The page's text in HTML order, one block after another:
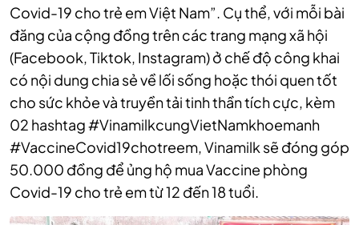
Covid-19 cho trẻ em Việt Nam”. Cụ thể, với mỗi bài
đăng của cộng đồng trên các trang mạng xã hội
(Facebook, Tiktok, Instagram) ở chế độ công khai
có nội dung chia sẻ về lối sống hoặc thói quen tốt
cho sức khỏe và truyền tải tinh thần tích cực, kèm
02 hashtag #VinamilkcungVietNamkhoemanh
#VaccineCovid19chotreem, Vinamilk sẽ đóng góp
50.000 đồng để ủng hộ mua Vaccine phòng
Covid-19 cho trẻ em từ 12 đến 18 tuổi.